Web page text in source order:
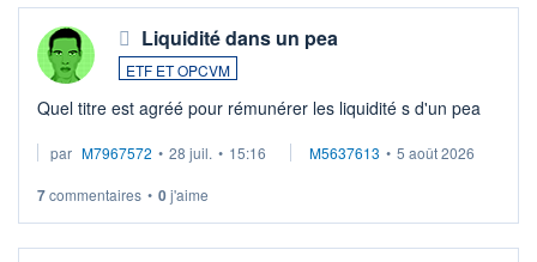
Liquidité dans un pea
ETF ET OPCVM
Quel titre est agréé pour rémunérer les liquidité s d'un pea
par M7967572 • 28 juil. • 15:16 M5637613 • 5 août 2026
7commentaires • 0j'aime